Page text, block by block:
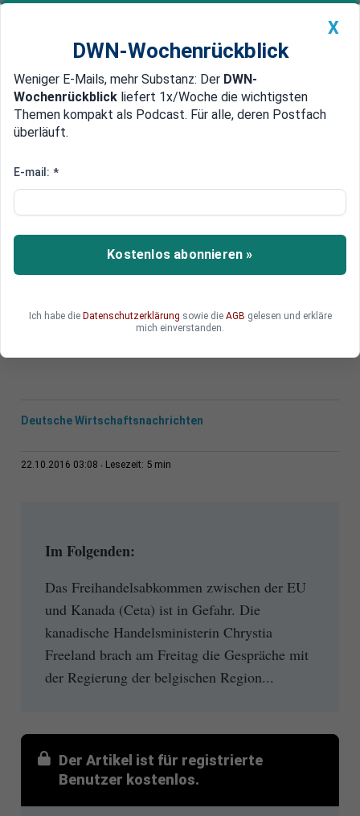
Newsticker MEIN DWN: Geldanlage Premium
Edelmetalle DWN-Magazin China
Abkommen könnte scheitern
Schwere Schlappe für die EU:
Kanada bricht CETA-
Verhandlungen ab
Die kanadische Handelsministerin reist frustriert
Kanadier zweifeln an der Funktionsfähigkeit der
EU. Die EU-Kommission will das Abkommen noch
Deutsche Wirtschaftsnachrichten
22.10.2016 03:08 Lesezeit: 5 min
Im Folgenden:
Das Freihandelsabkommen zwischen der EU
und Kanada (Ceta) ist in Gefahr. Die
kanadische Handelsministerin Chrystia
Freeland brach am Freitag die Gespräche mit
der Regierung der belgischen Region...
Der Artikel ist für registrierte
Benutzer kostenlos.
X
DWN-Wochenrückblick
Weniger E-Mails, mehr Substanz: Der DWN-
Wochenrückblick liefert 1x/Woche die wichtigsten
Themen kompakt als Podcast. Für alle, deren Postfach
überläuft.
E-mail: *
Kostenlos abonnieren »
Ich habe die Datenschutzerklärung sowie die AGB gelesen und erkläre
mich einverstanden.